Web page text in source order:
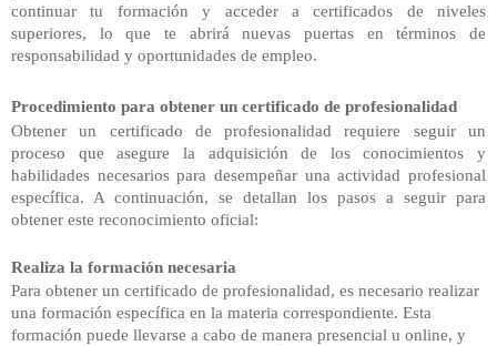
continuar tu formación y acceder a certificados de niveles
superiores, lo que te abrirá nuevas puertas en términos de
responsabilidad y oportunidades de empleo.
Procedimiento para obtener un certificado de profesionalidad
Obtener un certificado de profesionalidad requiere seguir un
proceso que asegure la adquisición de los conocimientos y
habilidades necesarios para desempeñar una actividad profesional
específica. A continuación, se detallan los pasos a seguir para
obtener este reconocimiento oficial:
Realiza la formación necesaria
Para obtener un certificado de profesionalidad, es necesario realizar
una formación específica en la materia correspondiente. Esta
formación puede llevarse a cabo de manera presencial u online, y